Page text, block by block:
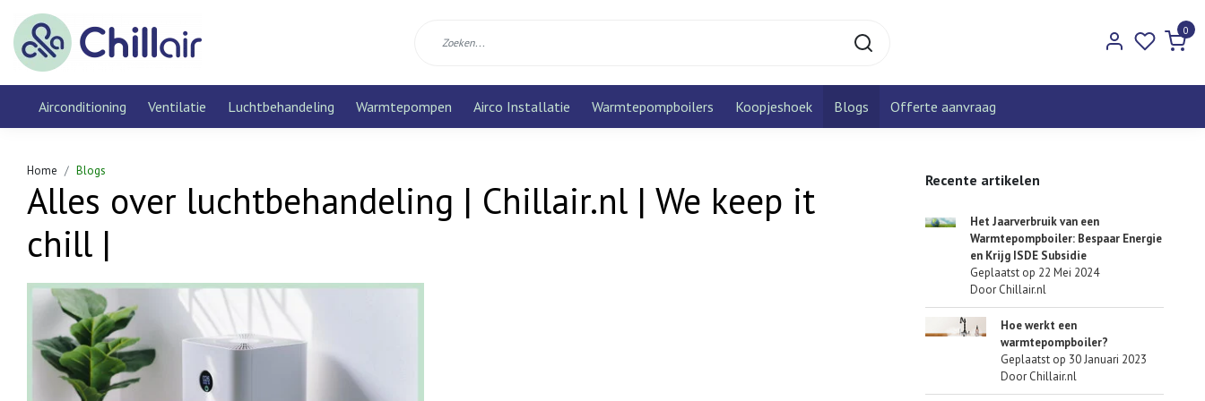
0
Airconditioning Ventilatie Luchtbehandeling Warmtepompen Airco Installatie Warmtepompboilers Koopjeshoek Blogs Offerte aanvraag
Home Blogs
Alles over luchtbehandeling | Chillair.nl | We keep it
chill |
Recente artikelen
Het Jaarverbruik van een
Warmtepompboiler: Bespaar Energie
en Krijg ISDE Subsidie
Geplaatst op 22 Mei 2024
Door Chillair.nl
Hoe werkt een
warmtepompboiler?
Geplaatst op 30 Januari 2023
Door Chillair.nl